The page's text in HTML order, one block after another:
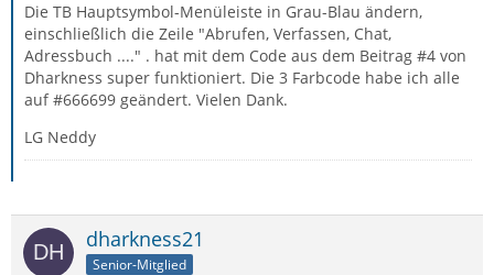
Die TB Hauptsymbol-Menüleiste in Grau-Blau ändern,
einschließlich die Zeile "Abrufen, Verfassen, Chat,
Adressbuch ...." . hat mit dem Code aus dem Beitrag #4 von
Dharkness super funktioniert. Die 3 Farbcode habe ich alle
auf #666699 geändert. Vielen Dank.
LG Neddy
dharkness21
Senior-Mitglied